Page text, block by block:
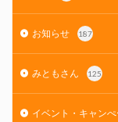
お知らせ 187
みともさん 125
イベント・キャンぺ